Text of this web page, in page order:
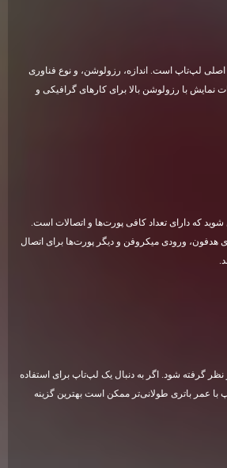
لپ‌تاپ است. اندازه، رزولوشن، و نوع فناوری
نمایش با رزولوشن بالا برای کارهای گرافیکی و
که دارای تعداد کافی پورت‌ها و اتصالات است.
هدفون، ورودی میکروفن و دیگر پورت‌ها برای اتصال
نظر گرفته شود. اگر به دنبال یک لپ‌تاپ برای استفاده
عمر باتری طولانی‌تر ممکن است بهترین گزینه